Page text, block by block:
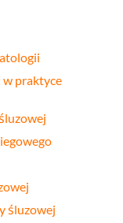
w praktyce
śluzowej